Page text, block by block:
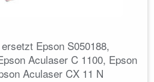
Epson S050188,
Aculaser C 1100, Epson
Aculaser CX 11 N